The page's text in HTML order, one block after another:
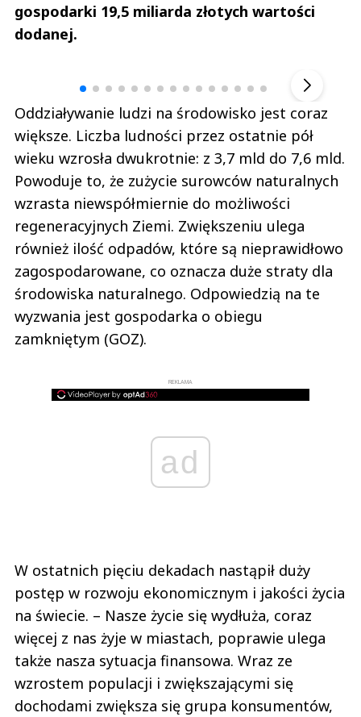
gospodarki 19,5 miliarda złotych wartości
dodanej.
Oddziaływanie ludzi na środowisko jest coraz
większe. Liczba ludności przez ostatnie pół
wieku wzrosła dwukrotnie: z 3,7 mld do 7,6 mld.
Powoduje to, że zużycie surowców naturalnych
wzrasta niewspółmiernie do możliwości
regeneracyjnych Ziemi. Zwiększeniu ulega
również ilość odpadów, które są nieprawidłowo
zagospodarowane, co oznacza duże straty dla
środowiska naturalnego. Odpowiedzią na te
wyzwania jest gospodarka o obiegu
zamkniętym (GOZ).
REKLAMA
ad
W ostatnich pięciu dekadach nastąpił duży
postęp w rozwoju ekonomicznym i jakości życia
na świecie. – Nasze życie się wydłuża, coraz
więcej z nas żyje w miastach, poprawie ulega
także nasza sytuacja finansowa. Wraz ze
wzrostem populacji i zwiększającymi się
dochodami zwiększa się grupa konsumentów,